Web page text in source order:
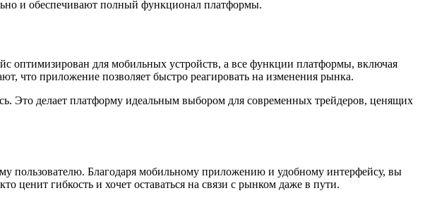
и обеспечивают полный функционал платформы.
оптимизирован для мобильных устройств, а все функции платформы, включая
что приложение позволяет быстро реагировать на изменения рынка.
Это делает платформу идеальным выбором для современных трейдеров, ценящих
пользователю. Благодаря мобильному приложению и удобному интерфейсу, вы
гибкость и хочет оставаться на связи с рынком даже в пути.